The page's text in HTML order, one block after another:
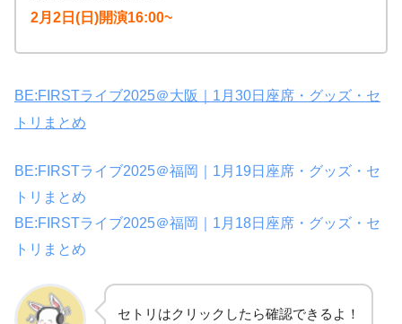
2月2日(日)開演16:00~
BE:FIRSTライブ2025＠大阪｜1月30日座席・グッズ・セ
トリまとめ
BE:FIRSTライブ2025＠福岡｜1月19日座席・グッズ・セ
トリまとめ
BE:FIRSTライブ2025＠福岡｜1月18日座席・グッズ・セ
トリまとめ
セトリはクリックしたら確認できるよ！